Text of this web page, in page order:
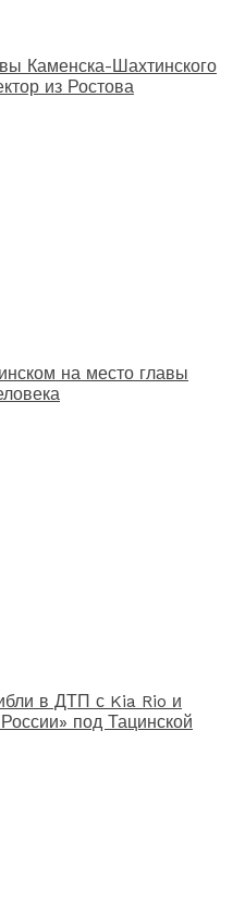
Каменска-Шахтинского
из Ростова
на место главы
в ДТП с Kia Rio и
под Тацинской